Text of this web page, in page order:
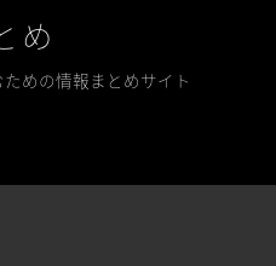
め
めの情報まとめサイト